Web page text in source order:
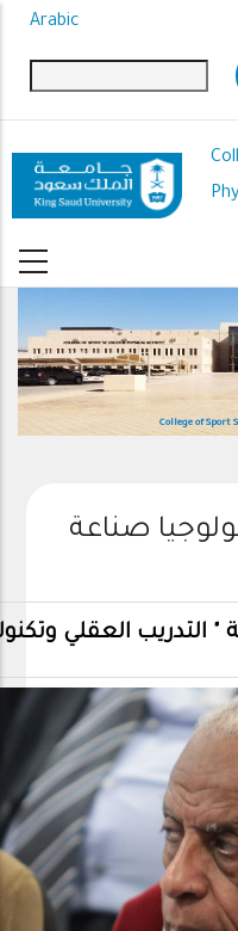
Arabic
College of Sport
صناعة
العقلي